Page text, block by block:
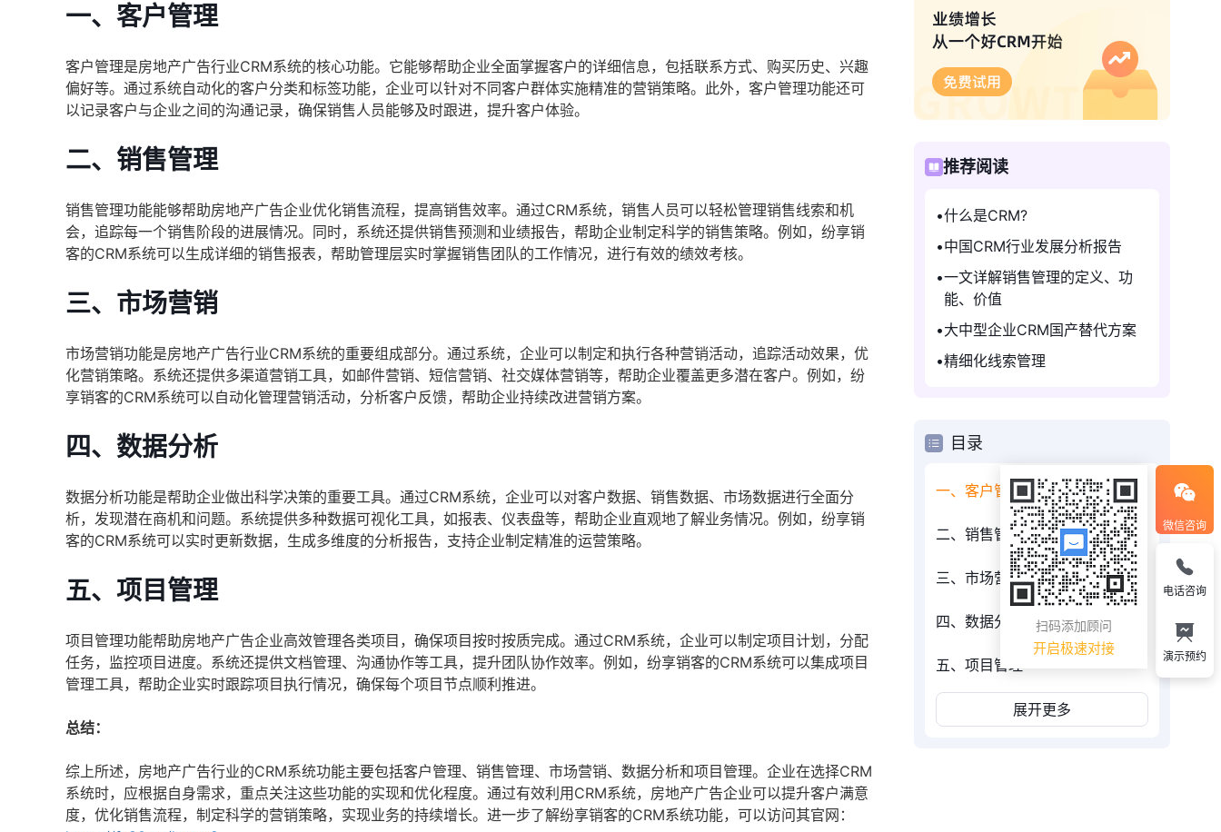
一、客户管理
客户管理是房地产广告行业CRM系统的核心功能。它能够帮助企业全面掌握客户的详细信息，包括联系方式、购买历史、兴趣
偏好等。通过系统自动化的客户分类和标签功能，企业可以针对不同客户群体实施精准的营销策略。此外，客户管理功能还可
以记录客户与企业之间的沟通记录，确保销售人员能够及时跟进，提升客户体验。
二、销售管理
销售管理功能能够帮助房地产广告企业优化销售流程，提高销售效率。通过CRM系统，销售人员可以轻松管理销售线索和机
会，追踪每一个销售阶段的进展情况。同时，系统还提供销售预测和业绩报告，帮助企业制定科学的销售策略。例如，纷享销
客的CRM系统可以生成详细的销售报表，帮助管理层实时掌握销售团队的工作情况，进行有效的绩效考核。
三、市场营销
市场营销功能是房地产广告行业CRM系统的重要组成部分。通过系统，企业可以制定和执行各种营销活动，追踪活动效果，优
化营销策略。系统还提供多渠道营销工具，如邮件营销、短信营销、社交媒体营销等，帮助企业覆盖更多潜在客户。例如，纷
享销客的CRM系统可以自动化管理营销活动，分析客户反馈，帮助企业持续改进营销方案。
四、数据分析
数据分析功能是帮助企业做出科学决策的重要工具。通过CRM系统，企业可以对客户数据、销售数据、市场数据进行全面分
析，发现潜在商机和问题。系统提供多种数据可视化工具，如报表、仪表盘等，帮助企业直观地了解业务情况。例如，纷享销
客的CRM系统可以实时更新数据，生成多维度的分析报告，支持企业制定精准的运营策略。
五、项目管理
项目管理功能帮助房地产广告企业高效管理各类项目，确保项目按时按质完成。通过CRM系统，企业可以制定项目计划，分配
任务，监控项目进度。系统还提供文档管理、沟通协作等工具，提升团队协作效率。例如，纷享销客的CRM系统可以集成项目
管理工具，帮助企业实时跟踪项目执行情况，确保每个项目节点顺利推进。
总结：
综上所述，房地产广告行业的CRM系统功能主要包括客户管理、销售管理、市场营销、数据分析和项目管理。企业在选择CRM
系统时，应根据自身需求，重点关注这些功能的实现和优化程度。通过有效利用CRM系统，房地产广告企业可以提升客户满意
度，优化销售流程，制定科学的营销策略，实现业务的持续增长。进一步了解纷享销客的CRM系统功能，可以访问其官网：
推荐阅读
什么是CRM?
中国CRM行业发展分析报告
一文详解销售管理的定义、功
能、价值
大中型企业CRM国产替代方案
精细化线索管理
目录
一、客户管理
二、销售管理
三、市场营销
四、数据分析
五、项目管理
展开更多
微信咨询
扫码添加顾问
开启极速对接
电话咨询
演示预约